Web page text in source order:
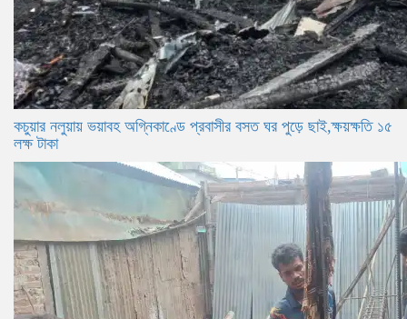
কচুয়ার নলুয়ায় ভয়াবহ অগ্নিকাণ্ডে প্রবাসীর বসত ঘর পুড়ে ছাই,ক্ষয়ক্ষতি ১৫
লক্ষ টাকা